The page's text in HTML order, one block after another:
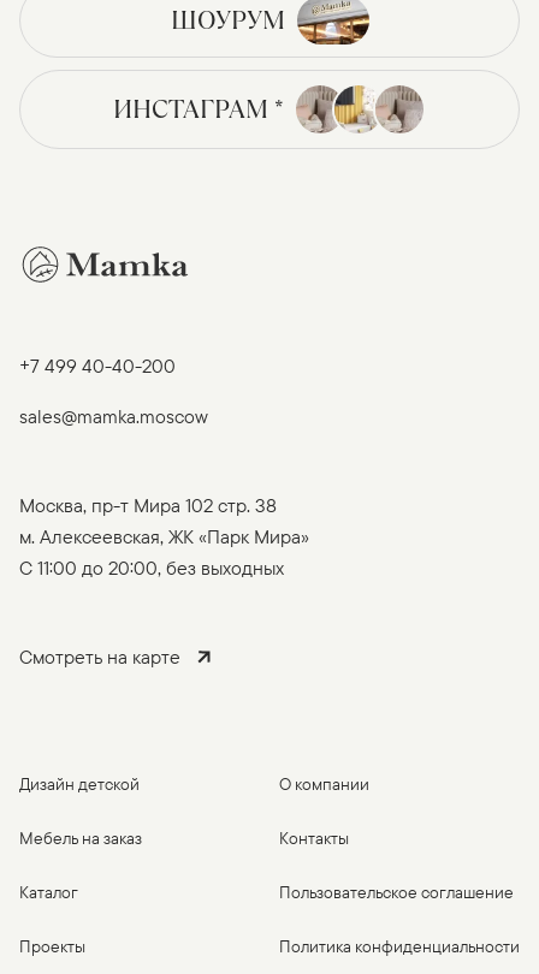
ШОУРУМ
ИНСТАГРАМ *
+7 499 40-40-200
sales@mamka.moscow
Москва, пр-т Мира 102 стр. 38
м. Алексеевская, ЖК «Парк Мира»
C 11:00 до 20:00, без выходных
Смотреть на карте
Дизайн детской
Мебель на заказ
Каталог
Проекты
О компании
Контакты
Пользовательское соглашение
Политика конфиденциальности